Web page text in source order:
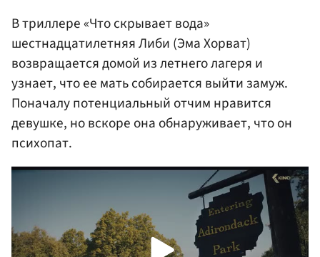
В триллере «Что скрывает вода»
шестнадцатилетняя Либи (Эма Хорват)
возвращается домой из летнего лагеря и
узнает, что ее мать собирается выйти замуж.
Поначалу потенциальный отчим нравится
девушке, но вскоре она обнаруживает, что он
психопат.